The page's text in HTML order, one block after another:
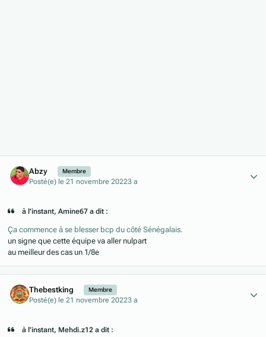
Abzy Membre
Posté(e) le 21 novembre 20223 a
à l’instant, Amine67 a dit :
Ça commence à se blesser bcp du côté Sénégalais.
un signe que cette équipe va aller nulpart
au meilleur des cas un 1/8e
Thebestking Membre
Posté(e) le 21 novembre 20223 a
à l’instant, Mehdi.z12 a dit :